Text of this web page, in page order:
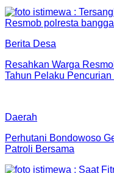
Berita Desa
Resahkan Warga
Tahun Pelaku
Daerah
Perhutani Bondowoso
Patroli Bersama